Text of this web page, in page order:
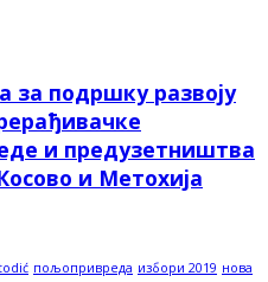
за подршку развоју
и предузетништва
и Метохија
пољопривреда избори 2019 нова